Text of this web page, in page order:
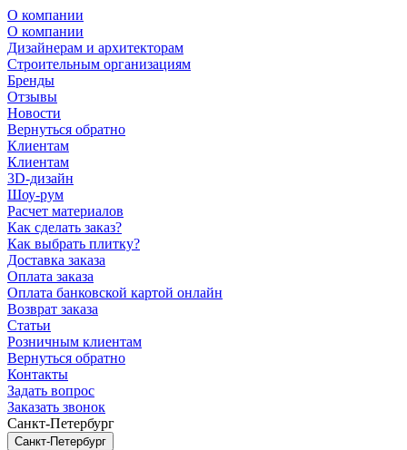
О компании
О компании
Дизайнерам и архитекторам
Строительным организациям
Бренды
Отзывы
Новости
Вернуться обратно
Клиентам
Клиентам
3D-дизайн
Шоу-рум
Расчет материалов
Как сделать заказ?
Как выбрать плитку?
Доставка заказа
Оплата заказа
Оплата банковской картой онлайн
Возврат заказа
Статьи
Розничным клиентам
Вернуться обратно
Контакты
Задать вопрос
Заказать звонок
Санкт-Петербург
Санкт-Петербург